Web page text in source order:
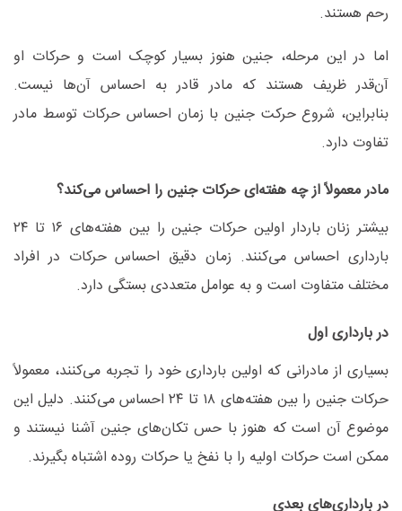
رحم هستند.
اما در این مرحله، جنین هنوز بسیار کوچک است و حرکات او
آن‌قدر ظریف هستند که مادر قادر به احساس آن‌ها نیست.
بنابراین، شروع حرکت جنین با زمان احساس حرکات توسط مادر
تفاوت دارد.
مادر معمولاً از چه هفته‌ای حرکات جنین را احساس می‌کند؟
بیشتر زنان باردار اولین حرکات جنین را بین هفته‌های ۱۶ تا ۲۴
بارداری احساس می‌کنند. زمان دقیق احساس حرکات در افراد
مختلف متفاوت است و به عوامل متعددی بستگی دارد.
در بارداری اول
بسیاری از مادرانی که اولین بارداری خود را تجربه می‌کنند، معمولاً
حرکات جنین را بین هفته‌های ۱۸ تا ۲۴احساس می‌کنند. دلیل این
موضوع آن است که هنوز با حس تکان‌های جنین آشنا نیستند و
ممکن است حرکات اولیه را با نفخ یا حرکات روده اشتباه بگیرند.
در بارداری‌های بعدی